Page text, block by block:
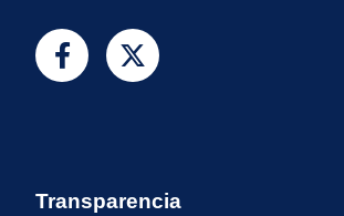
Transparencia